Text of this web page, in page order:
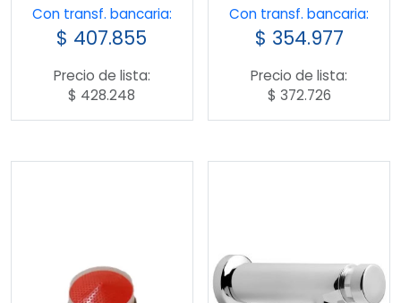
Con transf. bancaria:
$ 407.855
Precio de lista:
$ 428.248
Con transf. bancaria:
$ 354.977
Precio de lista:
$ 372.726